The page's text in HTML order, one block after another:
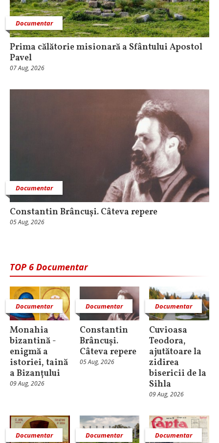
Documentar
Prima călătorie misionară a Sfântului Apostol
Pavel
07 Aug, 2026
Documentar
Constantin Brâncuși. Câteva repere
05 Aug, 2026
TOP 6 Documentar
Documentar
Monahia
bizantină -
enigmă a
istoriei, taină
a Bizanțului
09 Aug, 2026
Documentar
Constantin
Brâncuși.
Câteva repere
05 Aug, 2026
Documentar
Cuvioasa
Teodora,
ajutătoare la
zidirea
bisericii de la
Sihla
09 Aug, 2026
Documentar Documentar Documentar